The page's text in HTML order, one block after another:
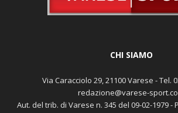
CHI SIAMO
Via Caracciolo 29, 21100 Varese - Tel.
redazione@varese-
Aut. del trib. di Varese n. 345 del 09-02-1979